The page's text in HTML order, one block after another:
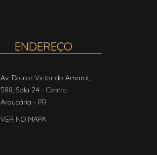
ENDEREÇO
Av. Doutor Victor do Amaral,
588, Sala 24 - Centro
Araucária - PR
VER NO MAPA